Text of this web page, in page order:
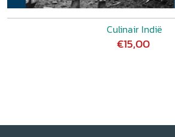
Culinair Indië
€15,00